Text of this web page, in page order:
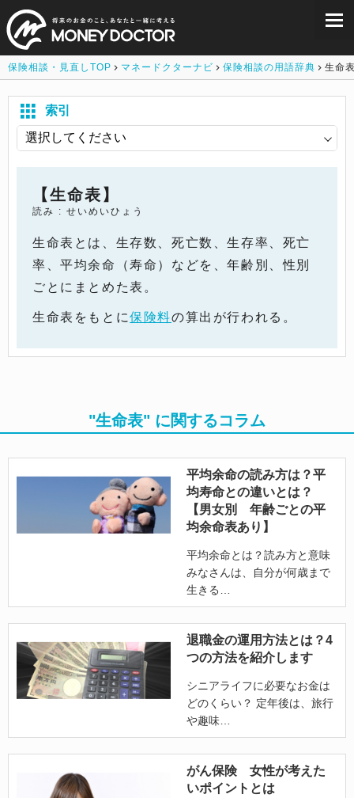
保険相談・見直しTOP マネードクターナビ 保険相談の用語辞典 生命
索引
【生命表】
読み : せいめいひょう
生命表とは、生存数、死亡数、生存率、死亡
率、平均余命（寿命）などを、年齢別、性別
ごとにまとめた表。
生命表をもとに保険料の算出が行われる。
"生命表" に関するコラム
平均余命の読み方は？平
均寿命との違いとは？
【男女別 年齢ごとの平
均余命表あり】
平均余命とは？読み方と意味
みなさんは、自分が何歳まで
生きる
退職金の運用方法とは？4
つの方法を紹介します
シニアライフに必要なお金は
どのくらい？ 定年後は、旅行
や趣味
がん保険 女性が考えた
いポイントとは